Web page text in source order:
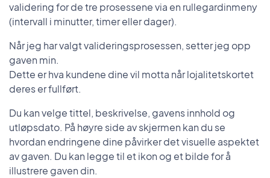
validering for de tre prosessene via en rullegardinmeny
(intervall i minutter, timer eller dager).
Når jeg har valgt valideringsprosessen, setter jeg opp
gaven min.
Dette er hva kundene dine vil motta når lojalitetskortet
deres er fullført.
Du kan velge tittel, beskrivelse, gavens innhold og
utløpsdato. På høyre side av skjermen kan du se
hvordan endringene dine påvirker det visuelle aspektet
av gaven. Du kan legge til et ikon og et bilde for å
illustrere gaven din.